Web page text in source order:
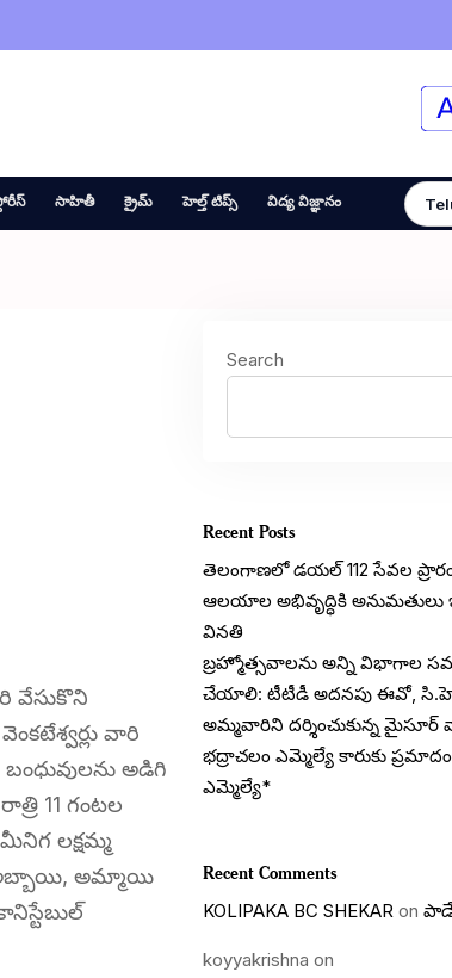
సాహితీ క్రైమ్ హెల్త్ టిప్స్ విద్య విజ్ఞానం
వేసుకొని
వారి
అడిగి
11 గంటల
లక్షమ్మ
అబ్బాయి, అమ్మాయి
Search
Recent Posts
తెలంగాణలో డయల్‌ 112 సేవల
ఆలయాల అభివృద్ధికి
వినతి
బ్రహ్మోత్సవాలను అన్ని విభాగాల
చేయాలి: టీటీడీ అదనపు ఈవో,
అమ్మవారిని దర్శించుకున్న
భద్రాచలం ఎమ్మెల్యే కారుకు
ఎమ్మెల్యే*
Recent Comments
KOLIPAKA BC SHEKAR on
koyyakrishna on